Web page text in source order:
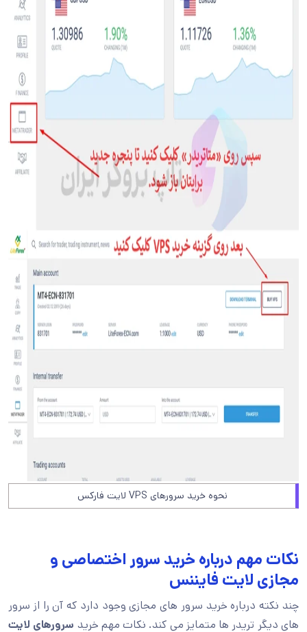
نحوه خرید سرورهای VPS لایت فارکس
نکات مهم درباره خرید سرور اختصاصی و
مجازی لایت فایننس
چند نکته درباره خرید سرور های مجازی وجود دارد که آن را از سرور
های دیگر تریدر ها متمایز می کند. نکات مهم خرید سرورهای لایت